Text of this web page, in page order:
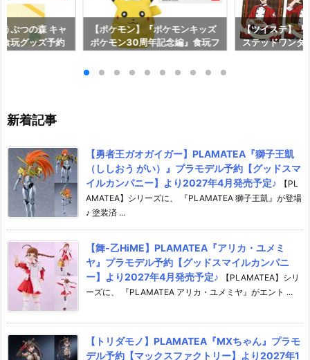
ぶつの森 キャ
玩グッズ予約
【ポケモン】『ポケモンキッズ
ポケモン30周年記念編』食玩フ
2026年12月発売予定♪
【ツイステ】『
ステッドワンダ
新着記事
【勇者王ガオガイガー】PLAMATEA『獅子王凱
（ししおう がい）』プラモデル予約【グッドスマ
イルカンパニー】より2027年4月発売予定♪
【PL
AMATEA】シリーズに、 『PLAMATEA 獅子王凱』が登場
♪ 塗装済 ...
【舞-乙HiME】PLAMATEA『アリカ・ユメミ
ヤ』プラモデル予約【グッドスマイルカンパニ
ー】より2027年4月発売予定♪
【PLAMATEA】シリ
ーズに、 『PLAMATEA アリカ・ユメミヤ』がエント ...
【トリダモノ】PLAMATEA『MXちゃん』プラモ
デル予約【マックスファクトリー】より2027年1